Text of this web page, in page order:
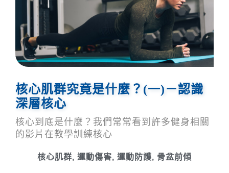
核心肌群究竟是什麼？(一)－認識
深層核心
核心到底是什麼？我們常常看到許多健身相關
的影片在教學訓練核心
核心肌群, 運動傷害, 運動防護, 骨盆前傾